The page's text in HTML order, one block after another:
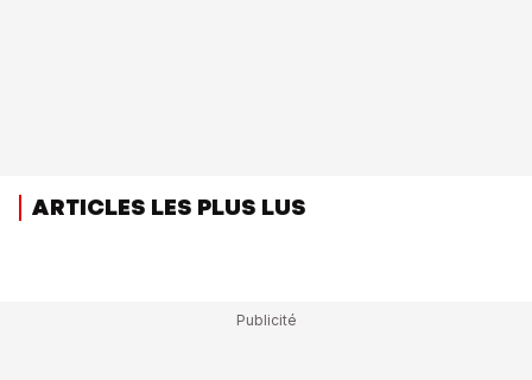
ARTICLES LES PLUS LUS